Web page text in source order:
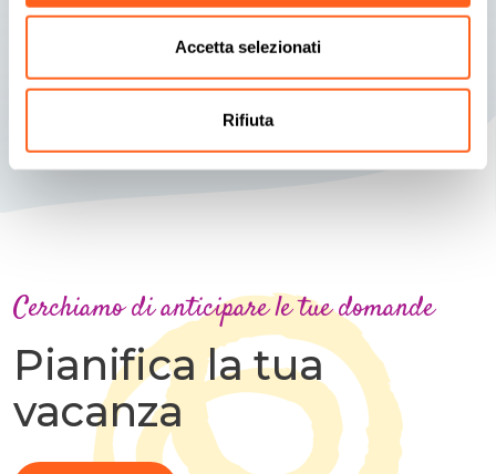
Accetta selezionati
Rifiuta
inserirsi con rispetto e armonia.
Cerchiamo di anticipare le tue domande
Pianifica la tua
vacanza